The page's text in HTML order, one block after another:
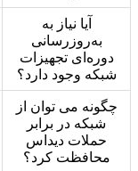
آیا نیاز به
به‌روزرسانی
دوره‌ای تجهیزات
شبکه وجود دارد؟
چگونه می توان از
شبکه در برابر
حملات دیداس
محافظت کرد؟